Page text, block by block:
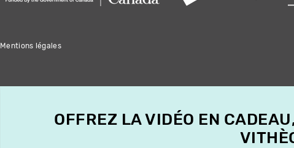
Mentions légales
OFFREZ LA VIDÉO EN